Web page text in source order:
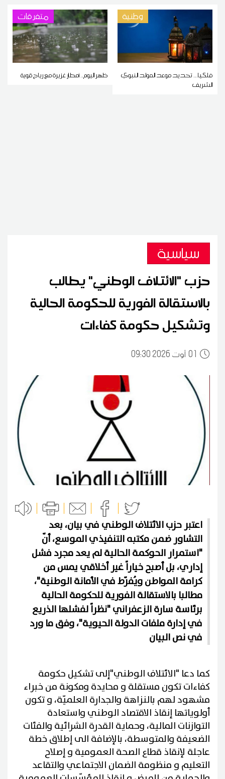
وطنية
فلكيا... تحديد موعد المولد النبوي
الشريف
متفرقات
ظهر اليوم.. أمطار غزيرة مع رياح قوية
سياسية
حزب "الائتلاف الوطني" يطالب
بالاستقالة الفورية للحكومة الحالية
وتشكيل حكومة كفاءات
0109:30 2026 أوت
اعتبر حزب الائتلاف الوطني في بيان، بعد
التشاور ضمن مكتبه التنفيذي الموسع، أنّ
"استمرار الحوكمة الحالية لم يعد مجرد فشل
إداري، بل أصبح خياراً غير أخلاقي يمس من
كرامة المواطن ويُفرّط في الأمانة الوطنية"،
مطالبا بالاستقالة الفورية للحكومة الحالية
برئاسة سارة الزعفراني "نظراً لفشلها الذريع
في إدارة ملفات الدولة الحيوية"، وفق ما ورد
في نص البيان
كما دعا "الائتلاف الوطني"إلى تشكيل حكومة
كفاءات تكون مستقلة و محايدة ومكونة من خبراء
مشهود لهم بالنزاهة والجدارة العلميّة، و تكون
أولوياتها إنقاذ الاقتصاد الوطني واستعادة
التوازنات المالية، وحماية القدرة الشرائية والفئات
الضعيفة والمتوسطة، بالإضافة الى إطلاق خطة
عاجلة لإنقاذ قطاع الصحة العمومية و إصلاح
التعليم و منظومة الضمان الاجتماعي والتقاعد